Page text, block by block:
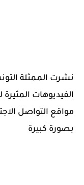
نشرت الممثلة
الفيديوهات
مواقع التواصل
بصورة كبيرة